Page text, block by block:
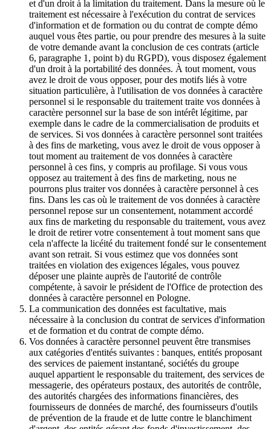
et d'un droit à la limitation du traitement. Dans la mesure où le
traitement est nécessaire à l'exécution du contrat de services
d'information et de formation ou du contrat de compte démo
auquel vous êtes partie, ou pour prendre des mesures à la suite
de votre demande avant la conclusion de ces contrats (article
6, paragraphe 1, point b) du RGPD), vous disposez également
d'un droit à la portabilité des données. À tout moment, vous
avez le droit de vous opposer, pour des motifs liés à votre
situation particulière, à l'utilisation de vos données à caractère
personnel si le responsable du traitement traite vos données à
caractère personnel sur la base de son intérêt légitime, par
exemple dans le cadre de la commercialisation de produits et
de services. Si vos données à caractère personnel sont traitées
à des fins de marketing, vous avez le droit de vous opposer à
tout moment au traitement de vos données à caractère
personnel à ces fins, y compris au profilage. Si vous vous
opposez au traitement à des fins de marketing, nous ne
pourrons plus traiter vos données à caractère personnel à ces
fins. Dans les cas où le traitement de vos données à caractère
personnel repose sur un consentement, notamment accordé
aux fins de marketing du responsable du traitement, vous avez
le droit de retirer votre consentement à tout moment sans que
cela n'affecte la licéité du traitement fondé sur le consentement
avant son retrait. Si vous estimez que vos données sont
traitées en violation des exigences légales, vous pouvez
déposer une plainte auprès de l'autorité de contrôle
compétente, à savoir le président de l'Office de protection des
données à caractère personnel en Pologne.
La communication des données est facultative, mais
nécessaire à la conclusion du contrat de services d'information
et de formation et du contrat de compte démo.
Vos données à caractère personnel peuvent être transmises
aux catégories d'entités suivantes : banques, entités proposant
des services de paiement instantané, sociétés du groupe
auquel appartient le responsable du traitement, des services de
messagerie, des opérateurs postaux, des autorités de contrôle,
des autorités chargées des informations financières, des
fournisseurs de données de marché, des fournisseurs d'outils
de prévention de la fraude et de lutte contre le blanchiment